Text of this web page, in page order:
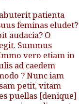
patienta
feminas eludet?
audacia? O
Summus
vero etiam in
ad caedem
? Nunc iam
petit, vitam
puellas [denique]